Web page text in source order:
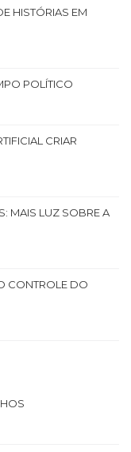
HISTÓRIAS EM
POLÍTICO
CRIAR
MAIS LUZ SOBRE A
CONTROLE DO